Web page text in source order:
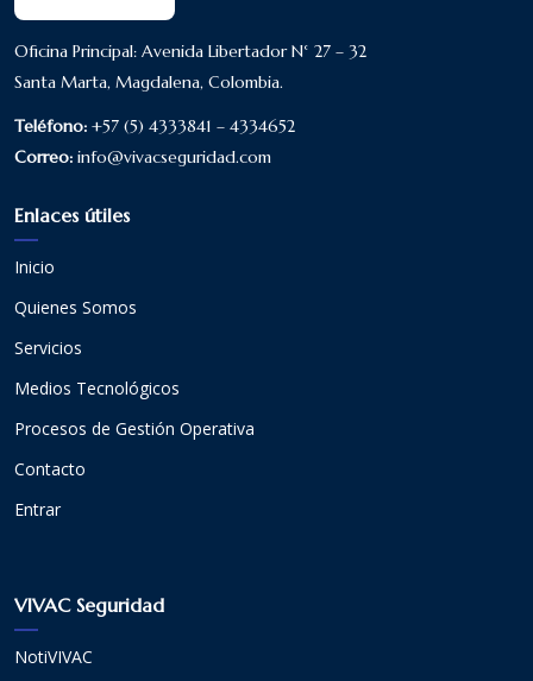
Oficina Principal: Avenida Libertador N° 27 – 32
Santa Marta, Magdalena, Colombia.
Teléfono: +57 (5) 4333841 – 4334652
Correo: info@vivacseguridad.com
Enlaces útiles
Inicio
Quienes Somos
Servicios
Medios Tecnológicos
Procesos de Gestión Operativa
Contacto
Entrar
VIVAC Seguridad
NotiVIVAC